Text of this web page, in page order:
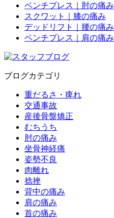
ベンチプレス｜肘の痛み
スクワット｜膝の痛み
デッドリフト｜腰の痛み
ベンチプレス｜肩の痛み
ブログカテゴリ
重だるさ・痺れ
交通事故
産後骨盤矯正
むちうち
肘の痛み
坐骨神経痛
姿勢不良
肉離れ
捻挫
背中の痛み
肩の痛み
首の痛み